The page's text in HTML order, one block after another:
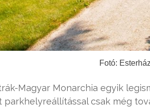
Fotó:
Magyar Monarchia egyik
parkhelyreállítással csak még